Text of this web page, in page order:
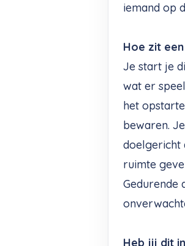
iemand op
Hoe zit
Je start je
wat er
het
bewaren.
doelgericht
ruimte
Gedurende
Heb jij dit